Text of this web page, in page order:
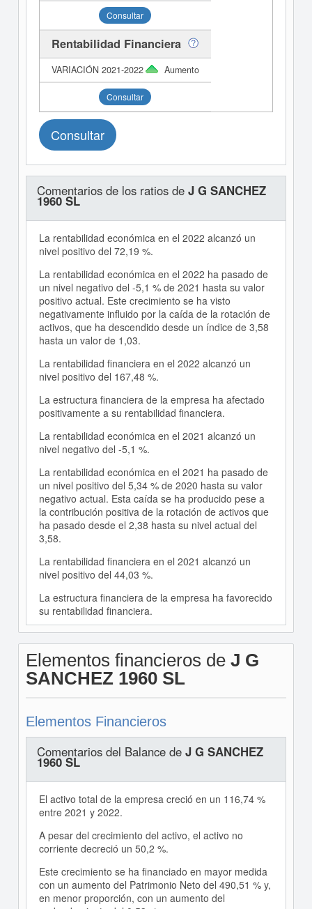
Consultar
Rentabilidad Financiera
Aumento
Consultar
Consultar
Comentarios de los ratios de J G SANCHEZ
1960 SL
La rentabilidad económica en el 2022 alcanzó un
nivel positivo del 72,19 %.
La rentabilidad económica en el 2022 ha pasado de
un nivel negativo del -5,1 % de 2021 hasta su valor
positivo actual. Este crecimiento se ha visto
negativamente influido por la caída de la rotación de
activos, que ha descendido desde un índice de 3,58
hasta un valor de 1,03.
La rentabilidad financiera en el 2022 alcanzó un
nivel positivo del 167,48 %.
La estructura financiera de la empresa ha afectado
positivamente a su rentabilidad financiera.
La rentabilidad económica en el 2021 alcanzó un
nivel negativo del -5,1 %.
La rentabilidad económica en el 2021 ha pasado de
un nivel positivo del 5,34 % de 2020 hasta su valor
negativo actual. Esta caída se ha producido pese a
la contribución positiva de la rotación de activos que
ha pasado desde el 2,38 hasta su nivel actual del
3,58.
La rentabilidad financiera en el 2021 alcanzó un
nivel positivo del 44,03 %.
La estructura financiera de la empresa ha favorecido
su rentabilidad financiera.
Elementos financieros de J G
SANCHEZ 1960 SL
Elementos Financieros
Comentarios del Balance de J G SANCHEZ
1960 SL
El activo total de la empresa creció en un 116,74 %
entre 2021 y 2022.
A pesar del crecimiento del activo, el activo no
corriente decreció un 50,2 %.
Este crecimiento se ha financiado en mayor medida
con un aumento del Patrimonio Neto del 490,51 % y,
en menor proporción, con un aumento del